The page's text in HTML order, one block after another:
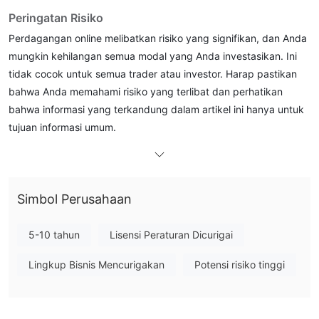
Peringatan Risiko
Perdagangan online melibatkan risiko yang signifikan, dan Anda
mungkin kehilangan semua modal yang Anda investasikan. Ini
tidak cocok untuk semua trader atau investor. Harap pastikan
bahwa Anda memahami risiko yang terlibat dan perhatikan
bahwa informasi yang terkandung dalam artikel ini hanya untuk
tujuan informasi umum.
didirikan pada 2019 dan didirikan di Liverpool Street,
komoditas, indeks, saham, mata uang kripto, dan Perdagangan
Simbol Perusahaan
5-10 tahun Lisensi Peraturan Dicurigai
Lingkup Bisnis Mencurigakan Potensi risiko tinggi